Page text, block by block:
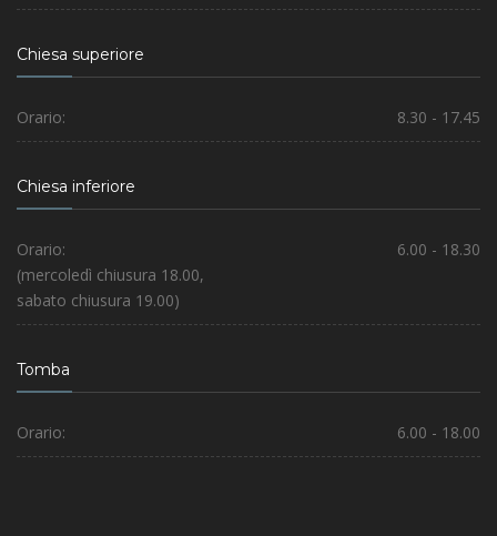
Chiesa superiore
Orario: 8.30 - 17.45
Chiesa inferiore
Orario:
6.00 - 18.30
(mercoledì chiusura 18.00,
sabato chiusura 19.00)
Tomba
Orario: 6.00 - 18.00